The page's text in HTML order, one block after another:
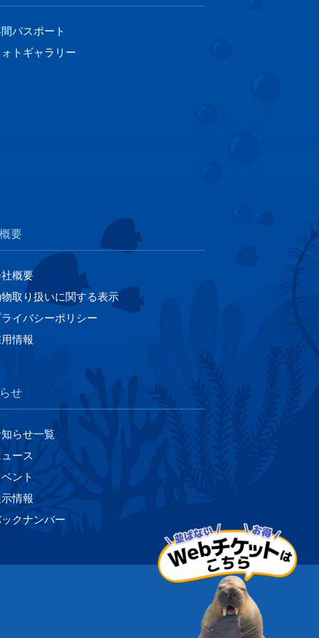
パスポート
トギャラリー
要
概要
取り扱いに関する表示
イバシーポリシー
情報
せ
らせ一覧
ース
ント
情報
クナンバー